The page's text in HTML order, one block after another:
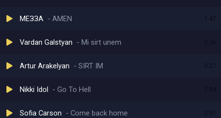
МЕЗЗА AMEN 1:47
Vardan Galstyan Mi sirt unem
Artur Arakelyan SIRT IM 3:27
Nikki Idol Go To Hell
Sofia Carson Come back home 2:57